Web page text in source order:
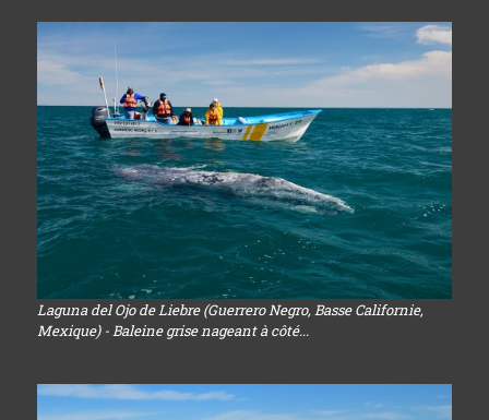
Laguna del Ojo de Liebre (Guerrero Negro, Basse Californie,
Mexique) - Baleine grise nageant à côté...